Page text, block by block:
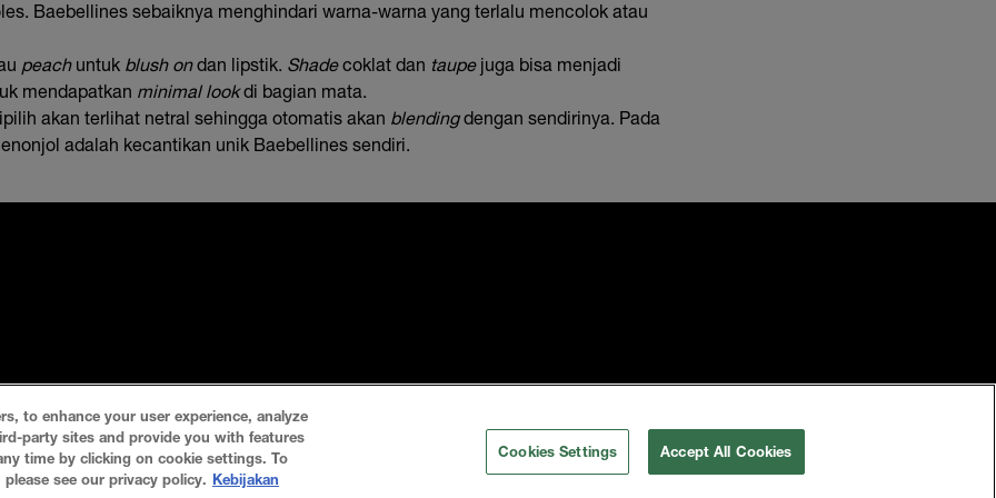
Baebellines sebaiknya menghindari warna-warna yang terlalu mencolok atau
peach untuk blush ondan lipstik. Shadecoklat dan taupejuga bisa menjadi
mendapatkan minimal lookdi bagian mata.
akan terlihat netral sehingga otomatis akan blendingdengan sendirinya. Pada
adalah kecantikan unik Baebellines sendiri.
to enhance your user experience, analyze
party sites and provide you with features
time by clicking on cookie settings. To
see our privacy policy. Kebijakan
Cookies Settings Accept All Cookies